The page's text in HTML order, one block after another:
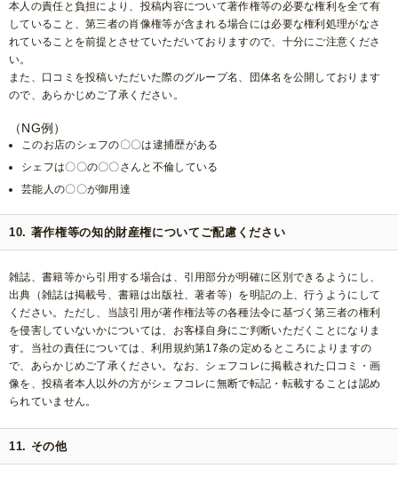
本人の責任と負担により、投稿内容について著作権等の必要な権利を全て有
していること、第三者の肖像権等が含まれる場合には必要な権利処理がなさ
れていることを前提とさせていただいておりますので、十分にご注意くださ
い。
また、口コミを投稿いただいた際のグループ名、団体名を公開しております
ので、あらかじめご了承ください。
（NG例）
このお店のシェフの〇〇は逮捕歴がある
シェフは〇〇の〇〇さんと不倫している
芸能人の〇〇が御用達
10. 著作権等の知的財産権についてご配慮ください
雑誌、書籍等から引用する場合は、引用部分が明確に区別できるようにし、
出典（雑誌は掲載号、書籍は出版社、著者等）を明記の上、行うようにして
ください。ただし、当該引用が著作権法等の各種法令に基づく第三者の権利
を侵害していないかについては、お客様自身にご判断いただくことになりま
す。当社の責任については、利用規約第17条の定めるところによりますの
で、あらかじめご了承ください。なお、シェフコレに掲載された口コミ・画
像を、投稿者本人以外の方がシェフコレに無断で転記・転載することは認め
られていません。
11. その他